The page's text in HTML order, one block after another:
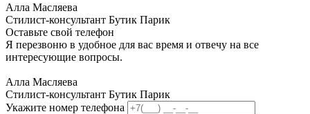
Алла Масляева
Стилист-консультант Бутик Парик
Оставьте свой телефон
Я перезвоню в удобное для вас время и отвечу на все
интересующие вопросы.
Алла Масляева
Стилист-консультант Бутик Парик
Укажите номер телефона